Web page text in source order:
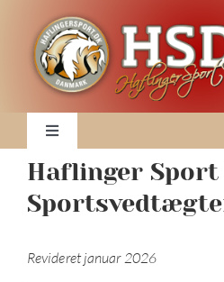
content
Toggle
Nyheder
Haflinger Sport
Revideret januar 2026